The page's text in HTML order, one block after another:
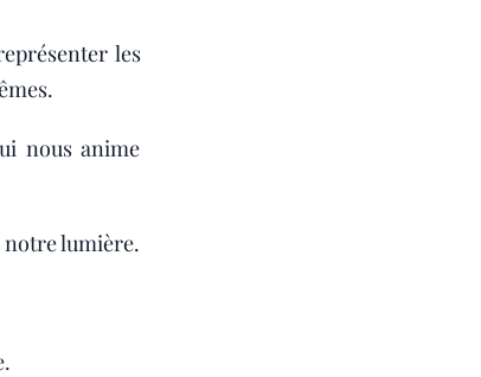
les
nous anime
notre lumière.